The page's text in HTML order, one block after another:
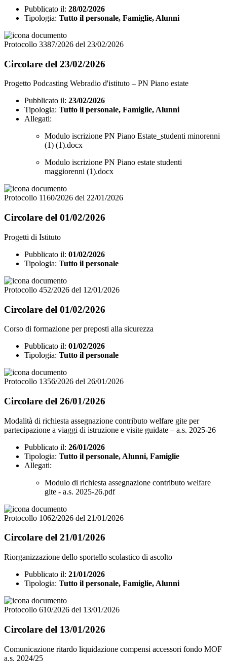
Pubblicato il: 28/02/2026
Tipologia: Tutto il personale, Famiglie, Alunni
Protocollo 3387/2026 del 23/02/2026
Circolare del 23/02/2026
Progetto Podcasting Webradio d'istituto – PN Piano estate
Pubblicato il: 23/02/2026
Tipologia: Tutto il personale, Famiglie, Alunni
Allegati:
Modulo iscrizione PN Piano Estate_studenti minorenni
(1) (1).docx
Modulo iscrizione PN Piano estate studenti
maggiorenni (1).docx
Protocollo 1160/2026 del 22/01/2026
Circolare del 01/02/2026
Progetti di Istituto
Pubblicato il: 01/02/2026
Tipologia: Tutto il personale
Protocollo 452/2026 del 12/01/2026
Circolare del 01/02/2026
Corso di formazione per preposti alla sicurezza
Pubblicato il: 01/02/2026
Tipologia: Tutto il personale
Protocollo 1356/2026 del 26/01/2026
Circolare del 26/01/2026
Modalità di richiesta assegnazione contributo welfare gite per
partecipazione a viaggi di istruzione e visite guidate – a.s. 2025-26
Pubblicato il: 26/01/2026
Tipologia: Tutto il personale, Alunni, Famiglie
Allegati:
Modulo di richiesta assegnazione contributo welfare
gite - a.s. 2025-26.pdf
Protocollo 1062/2026 del 21/01/2026
Circolare del 21/01/2026
Riorganizzazione dello sportello scolastico di ascolto
Pubblicato il: 21/01/2026
Tipologia: Tutto il personale, Famiglie, Alunni
Protocollo 610/2026 del 13/01/2026
Circolare del 13/01/2026
Comunicazione ritardo liquidazione compensi accessori fondo MOF
a.s. 2024/25